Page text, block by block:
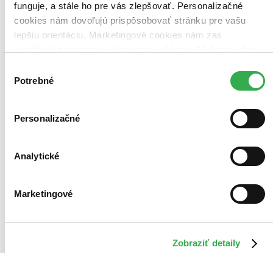
funguje, a stále ho pre vás zlepšovať. Personalizačné
cookies nám dovoľujú prispôsobovať stránku pre vašu
lepšiu orientáciu. Marketingové cookies nám zas
keby sme mohli používať všetky tieto cookies. Ďakujeme!
súhlasu
Potrebné
Personalizačné
Analytické
Marketingové
Zobraziť detaily